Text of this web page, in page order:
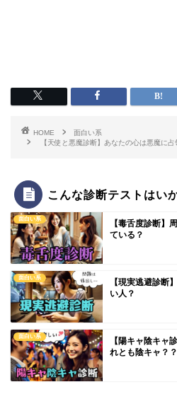
HOME
面白い系
【天使と悪魔診断】あなたの心は悪魔に
こんな診断テストはい
面白い系
【毒舌度診断】
ている？
面白い系
【現実逃避診断
い人？
面白い系
【陽キャ陰キャ
れとも陰キャ？？